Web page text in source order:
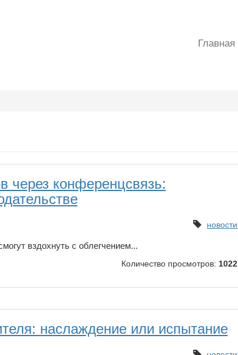
Главная
конференцсвязь:
новости
вздохнуть с облегчением...
Количество просмотров: 1022
наслаждение или испытание